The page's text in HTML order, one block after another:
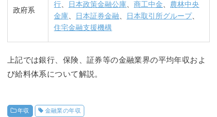
政府系
行、 日本政策金融公庫、商工中金、 農林中央
金庫、 日本証券金融、 日本取引所グループ、
住宅金融支援機構
上記では銀行、保険、証券等の金融業界の平均年収およ
び給料体系について解説。
年収 金融業の年収